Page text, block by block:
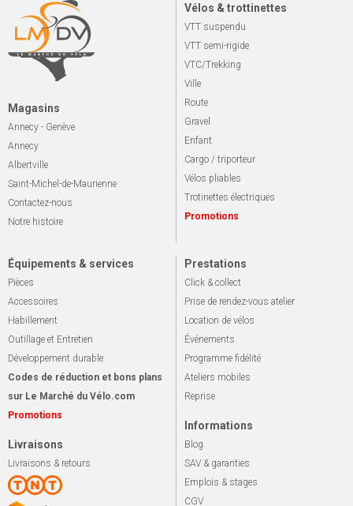
Magasins
Annecy - Genève
Annecy
Albertville
Saint-Michel-de-Maurienne
Contactez-nous
Notre histoire
Vélos & trottinettes
VTT suspendu
VTT semi-rigide
VTC/Trekking
Ville
Route
Gravel
Enfant
Cargo / triporteur
Vélos pliables
Trotinettes électriques
Promotions
Équipements & services
Pièces
Accessoires
Habillement
Outillage et Entretien
Développement durable
Codes de réduction et bons plans
sur Le Marché du Vélo.com
Promotions
Livraisons
Livraisons & retours
Prestations
Click & collect
Prise de rendez-vous atelier
Location de vélos
Événements
Programme fidélité
Ateliers mobiles
Reprise
Informations
Blog
SAV & garanties
Emplois & stages
CGV